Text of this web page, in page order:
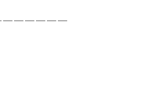
￣￣￣￣￣